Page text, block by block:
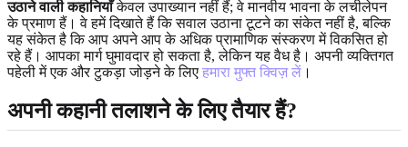
उठाने वाली कहानियाँकेवल उपाख्यान नहीं हैं; वे मानवीय भावना के लचीलेपन
के प्रमाण हैं। वे हमें दिखाते हैं कि सवाल उठाना टूटने का संकेत नहीं है, बल्कि
यह संकेत है कि आप अपने आप के अधिक प्रामाणिक संस्करण में विकसित हो
रहे हैं। आपका मार्ग घुमावदार हो सकता है, लेकिन यह वैध है। अपनी व्यक्तिगत
पहेली में एक और टुकड़ा जोड़ने के लिए हमारा मुफ्त क्विज़ लें ।
अपनी कहानी तलाशने के लिए तैयार हैं?